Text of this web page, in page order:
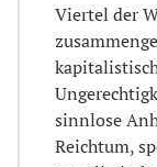
Viertel der
sinnlose
Reichtum,